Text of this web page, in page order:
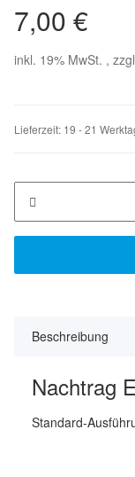
7,00 €
inkl. 19% MwSt. ,
Lieferzeit: 19 - 21
Beschreibung
Nachtrag
Standard-